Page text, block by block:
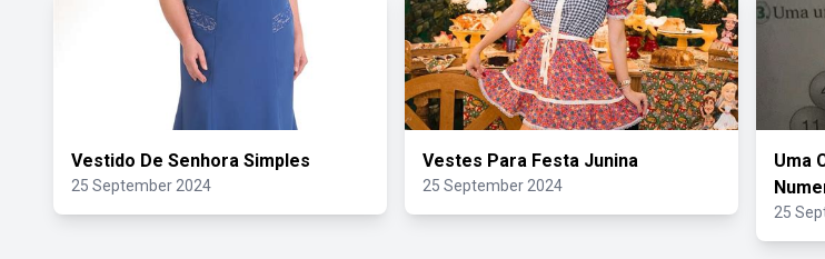
Vestido De Senhora Simples
25 September 2024
Vestes Para Festa Junina
25 September 2024
Uma
25